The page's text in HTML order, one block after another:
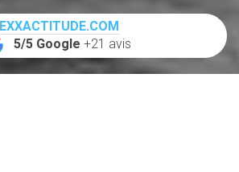
EXXACTITUDE.COM
5/5 Google +21 avis